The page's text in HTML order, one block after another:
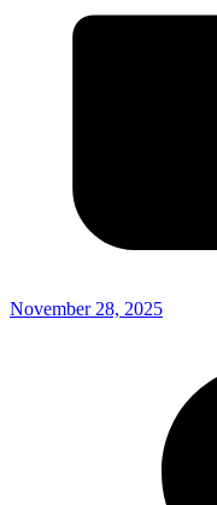
November 28, 2025